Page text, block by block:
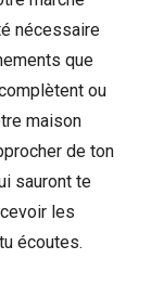
nécessaire
que
ou
maison
de ton
sauront te
les
écoutes.